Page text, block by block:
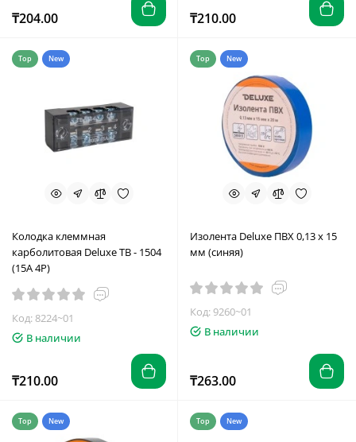
₸204.00 ₸210.00
Top New
Колодка клеммная
карболитовая Deluxe TB - 1504
(15A 4P)
Код: 8224~01
В наличии
₸210.00
Top New
Изолента Deluxe ПВХ 0,13 х 15
мм (синяя)
Код: 9260~01
В наличии
₸263.00
Top New Top New